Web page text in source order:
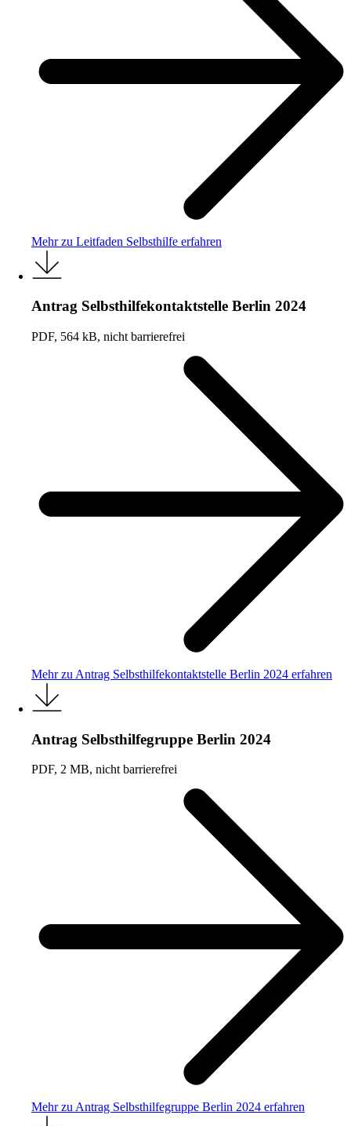
Mehr zu Leitfaden Selbsthilfe erfahren
Antrag Selbsthilfekontaktstelle Berlin 2024
PDF, 564 kB, nicht barrierefrei
Mehr zu Antrag Selbsthilfekontaktstelle Berlin 2024 erfahren
Antrag Selbsthilfegruppe Berlin 2024
PDF, 2 MB, nicht barrierefrei
Mehr zu Antrag Selbsthilfegruppe Berlin 2024 erfahren